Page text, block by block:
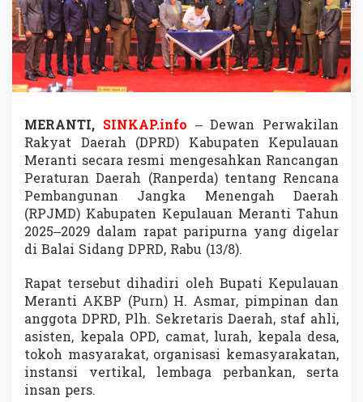
R
P
J
M
D
2
0
5
–
0
2
9
W
u
j
k
a
n
D
a
e
MERANTI, SINKAP.info – Dewan Perwakilan
Rakyat Daerah (DPRD) Kabupaten Kepulauan
Meranti secara resmi mengesahkan Rancangan
Peraturan Daerah (Ranperda) tentang Rencana
Pembangunan Jangka Menengah Daerah
(RPJMD) Kabupaten Kepulauan Meranti Tahun
2025–2029 dalam rapat paripurna yang digelar
di Balai Sidang DPRD, Rabu (13/8).
Rapat tersebut dihadiri oleh Bupati Kepulauan
Meranti AKBP (Purn) H. Asmar, pimpinan dan
anggota DPRD, Plh. Sekretaris Daerah, staf ahli,
asisten, kepala OPD, camat, lurah, kepala desa,
tokoh masyarakat, organisasi kemasyarakatan,
instansi vertikal, lembaga perbankan, serta
insan pers.